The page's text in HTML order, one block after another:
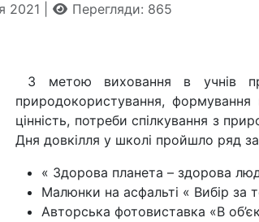
2021 Перегляди: 865
З метою виховання в учнів
природокористування, формування
цінність, потреби спілкування з
Дня довкілля у школі пройшло
« Здорова планета – здорова
Малюнки на асфальті « Вибір за
Авторська фотовиставка «В